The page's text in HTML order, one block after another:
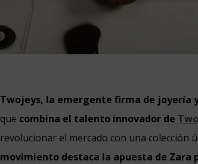
Twojeys, la emergente firma de joyería
que combina el talento innovador de
revolucionar el mercado con una colección
movimiento destaca la apuesta de Zara